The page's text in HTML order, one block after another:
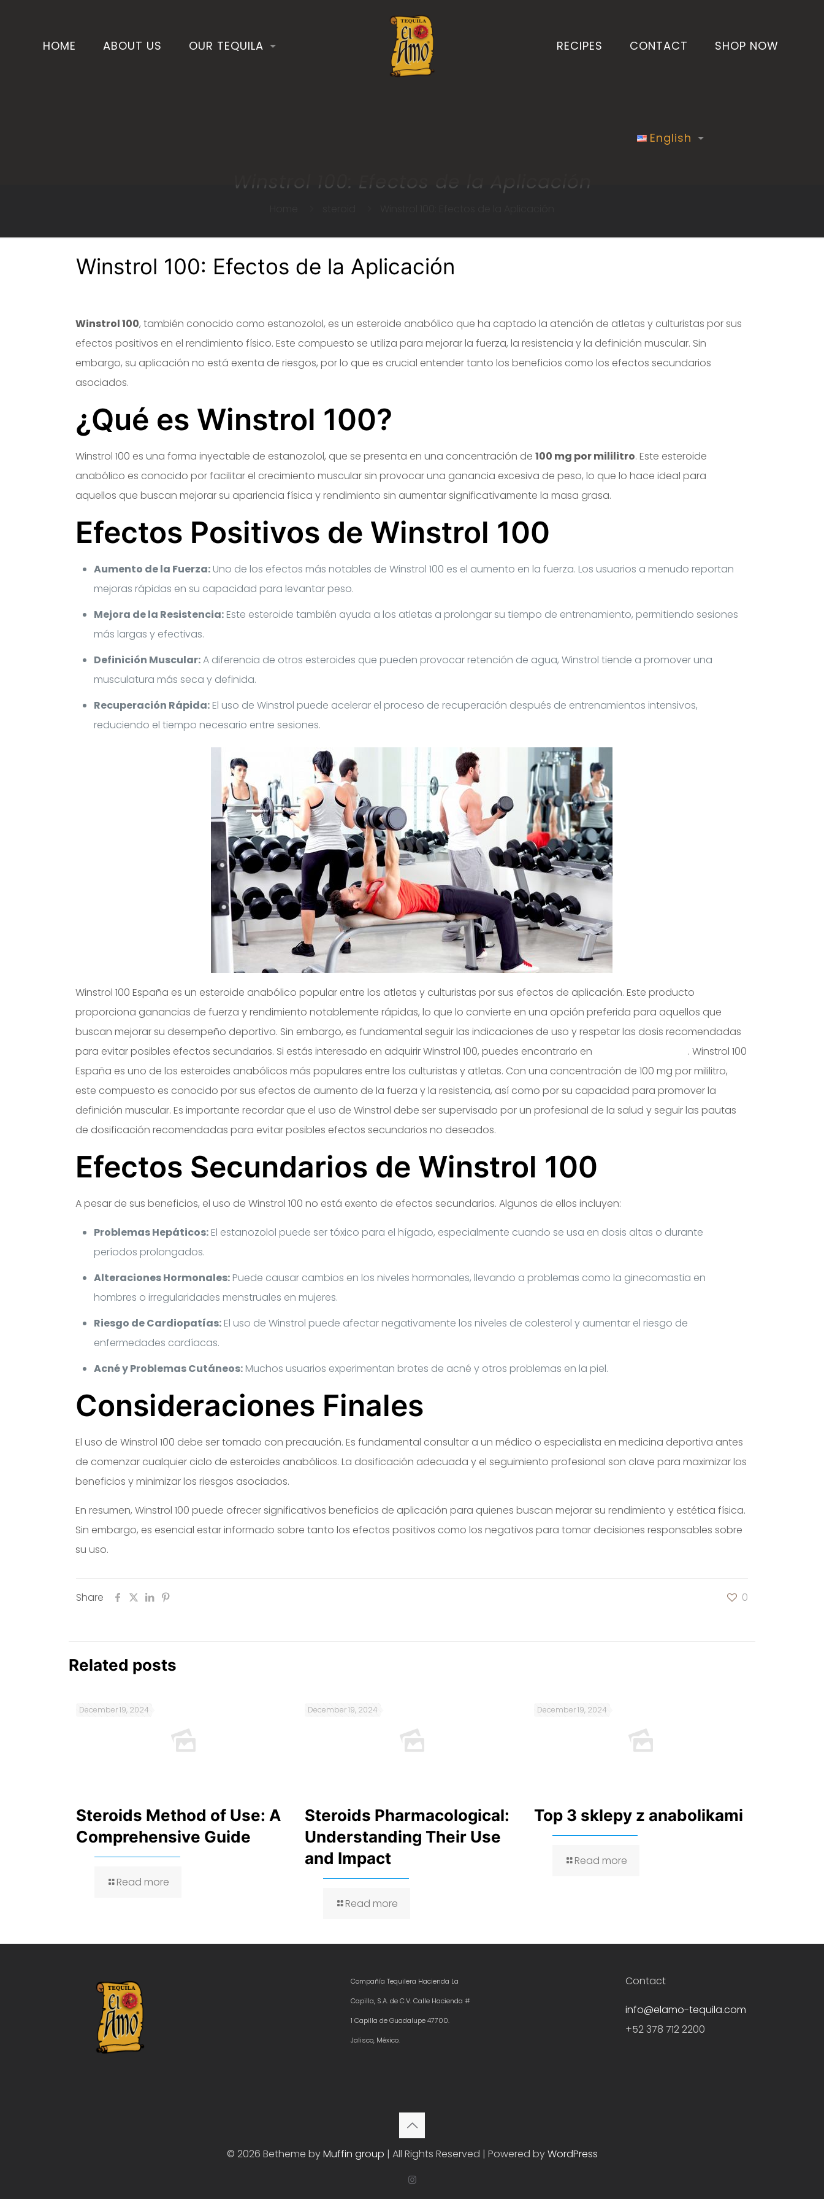
HOME ABOUT US OUR TEQUILA RECIPES CONTACT SHOP NOW
English
Winstrol 100: Efectos de la Aplicación
Winstrol 100: Efectos de la Aplicación
Winstrol 100, también conocido como estanozolol, es un esteroide anabólico que ha captado la atención de atletas y culturistas por sus
efectos positivos en el rendimiento físico. Este compuesto se utiliza para mejorar la fuerza, la resistencia y la definición muscular. Sin
embargo, su aplicación no está exenta de riesgos, por lo que es crucial entender tanto los beneficios como los efectos secundarios
asociados.
¿Qué es Winstrol 100?
Winstrol 100 es una forma inyectable de estanozolol, que se presenta en una concentración de100 mg por mililitro. Este esteroide
anabólico es conocido por facilitar el crecimiento muscular sin provocar una ganancia excesiva de peso, lo que lo hace ideal para
aquellos que buscan mejorar su apariencia física y rendimiento sin aumentar significativamente la masa grasa.
Efectos Positivos de Winstrol 100
Aumento de la Fuerza: Uno de los efectos más notables de Winstrol 100 es el aumento en la fuerza. Los usuarios a menudo reportan
mejoras rápidas en su capacidad para levantar peso.
Mejora de la Resistencia: Este esteroide también ayuda a los atletas a prolongar su tiempo de entrenamiento, permitiendo sesiones
más largas y efectivas.
Definición Muscular:A diferencia de otros esteroides que pueden provocar retención de agua, Winstrol tiende a promover una
musculatura más seca y definida.
Recuperación Rápida: El uso de Winstrol puede acelerar el proceso de recuperación después de entrenamientos intensivos,
reduciendo el tiempo necesario entre sesiones.
Winstrol 100 España es un esteroide anabólico popular entre los atletas y culturistas por sus efectos de aplicación. Este producto
proporciona ganancias de fuerza y ​​rendimiento notablemente rápidas, lo que lo convierte en una opción preferida para aquellos que
buscan mejorar su desempeño deportivo. Sin embargo, es fundamental seguir las indicaciones de uso y respetar las dosis recomendadas
para evitar posibles efectos secundarios. Si estás interesado en adquirir Winstrol 100, puedes encontrarlo en
. Winstrol 100
España es uno de los esteroides anabólicos más populares entre los culturistas y atletas. Con una concentración de 100 mg por mililitro,
este compuesto es conocido por sus efectos de aumento de la fuerza y la resistencia, así como por su capacidad para promover la
definición muscular. Es importante recordar que el uso de Winstrol debe ser supervisado por un profesional de la salud y seguir las pautas
de dosificación recomendadas para evitar posibles efectos secundarios no deseados.
Efectos Secundarios de Winstrol 100
A pesar de sus beneficios, el uso de Winstrol 100 no está exento de efectos secundarios. Algunos de ellos incluyen:
Problemas Hepáticos: El estanozolol puede ser tóxico para el hígado, especialmente cuando se usa en dosis altas o durante
períodos prolongados.
Alteraciones Hormonales: Puede causar cambios en los niveles hormonales, llevando a problemas como la ginecomastia en
hombres o irregularidades menstruales en mujeres.
Riesgo de Cardiopatías: El uso de Winstrol puede afectar negativamente los niveles de colesterol y aumentar el riesgo de
enfermedades cardíacas.
Acné y Problemas Cutáneos: Muchos usuarios experimentan brotes de acné y otros problemas en la piel.
Consideraciones Finales
El uso de Winstrol 100 debe ser tomado con precaución. Es fundamental consultar a un médico o especialista en medicina deportiva antes
de comenzar cualquier ciclo de esteroides anabólicos. La dosificación adecuada y el seguimiento profesional son clave para maximizar los
beneficios y minimizar los riesgos asociados.
En resumen, Winstrol 100 puede ofrecer significativos beneficios de aplicación para quienes buscan mejorar su rendimiento y estética física.
Sin embargo, es esencial estar informado sobre tanto los efectos positivos como los negativos para tomar decisiones responsables sobre
su uso.
Share 0
Related posts
December 19, 2024
Steroids Method of Use: A
Comprehensive Guide
Read more
December 19, 2024
Steroids Pharmacological:
Understanding Their Use
and Impact
Read more
December 19, 2024
Top 3 sklepy z anabolikami
Read more
Compañía Tequilera Hacienda La
Capilla, S.A. de C.V. Calle Hacienda #
1 Capilla de Guadalupe 47700.
Jalisco, México.
Contact
info@elamo-tequila.com
+52 378 712 2200
© 2026 Betheme byMuffin group | All Rights Reserved | Powered byWordPress